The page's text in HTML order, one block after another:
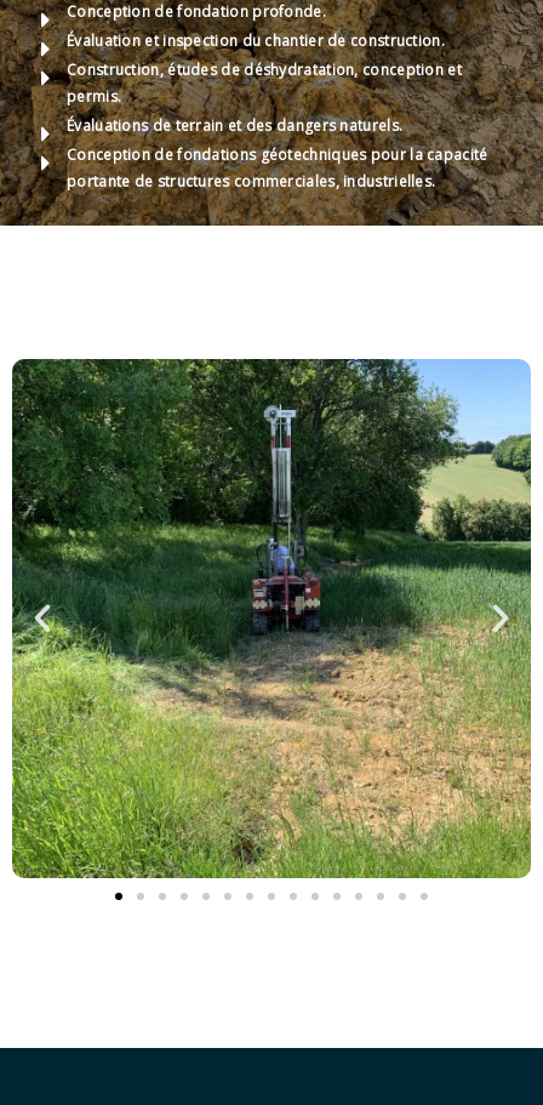
Conception de fondation profonde.
Évaluation et inspection du chantier de construction.
Construction, études de déshydratation, conception et
permis.
Évaluations de terrain et des dangers naturels.
Conception de fondations géotechniques pour la capacité
portante de structures commerciales, industrielles.